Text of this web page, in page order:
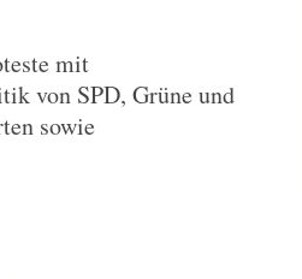
mit
von SPD, Grüne und
sowie